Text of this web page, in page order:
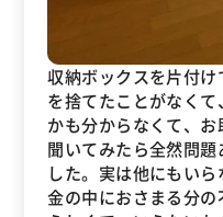
収納ボックスを片付
を捨てたことがなく
かも分からなくて、
聞いてみたら全然問
した。実は他にもい
金の中におさまる分